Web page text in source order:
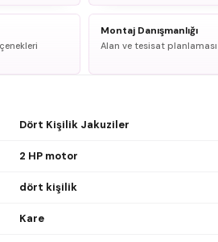
Montaj Danışmanlığı
Alan ve tesisat planlaması
Dört Kişilik Jakuziler
2 HP motor
dört kişilik
Kare